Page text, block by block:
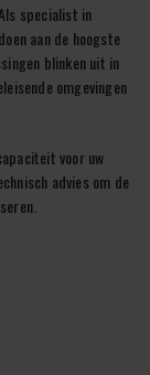
specialist in
aan de hoogste
blinken uit in
omgevingen
voor uw
advies om de